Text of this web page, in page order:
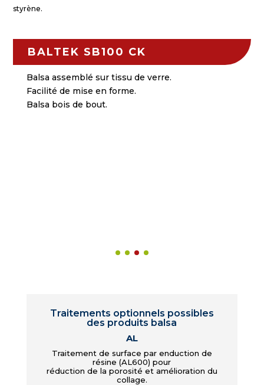
styrène.
BALTEK SB100 CK
Balsa assemblé sur tissu de verre.
Facilité de mise en forme.
Balsa bois de bout.
Traitements optionnels possibles
des produits balsa
AL
Traitement de surface par enduction de
résine (AL600) pour
réduction de la porosité et amélioration du
collage.